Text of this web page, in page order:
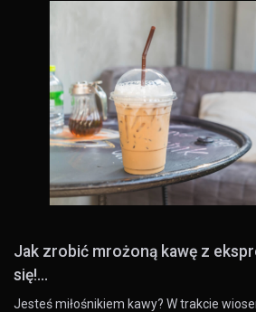
Jak zrobić mrożoną kawę z
się!...
Jesteś miłośnikiem kawy? W trakcie